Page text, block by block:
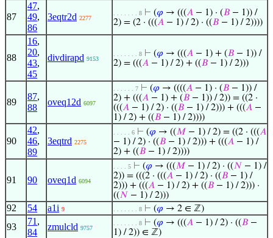
87
47,
49,
86
3eqtr2d 2277
. . . . . . . 8 ⊢ (𝜑 → (((𝐴 − 1) · (𝐵 − 1)) /
2) = (2 · (((𝐴 − 1) / 2) · ((𝐵 − 1) / 2))))
88
16,
20,
43,
45
divdirapd 9153
. . . . . . . 8 ⊢ (𝜑 → (((𝐴 − 1) + (𝐵 − 1)) /
2) = (((𝐴 − 1) / 2) + ((𝐵 − 1) / 2)))
89
87,
88
oveq12d 6097
. . . . . . 7 ⊢ (𝜑 → ((((𝐴 − 1) · (𝐵 − 1)) /
2) + (((𝐴 − 1) + (𝐵 − 1)) / 2)) = ((2 ·
(((𝐴 − 1) / 2) · ((𝐵 − 1) / 2))) + (((𝐴 −
1) / 2) + ((𝐵 − 1) / 2))))
90
42,
46,
89
3eqtrd 2275
. . . . . 6 ⊢ (𝜑 → ((𝑀 − 1) / 2) = ((2 · (((𝐴
− 1) / 2) · ((𝐵 − 1) / 2))) + (((𝐴 − 1) /
2) + ((𝐵 − 1) / 2))))
91 90 oveq1d 6094
. . . . 5 ⊢ (𝜑 → (((𝑀 − 1) / 2) · ((𝑁 − 1) /
2)) = (((2 · (((𝐴 − 1) / 2) · ((𝐵 − 1) /
2))) + (((𝐴 − 1) / 2) + ((𝐵 − 1) / 2))) ·
((𝑁 − 1) / 2)))
92 54 a1i 9 . . . . . . . 8 ⊢ (𝜑 → 2 ∈ ℤ)
93
71 ,
84
zmulcld 9757
. . . . . . . 8 ⊢ (𝜑 → (((𝐴 − 1) / 2) · ((𝐵 −
1) / 2)) ∈ ℤ)